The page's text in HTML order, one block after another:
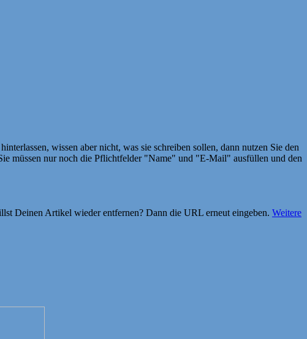
wissen aber nicht, was sie schreiben sollen, dann nutzen Sie den
müssen nur noch die Pflichtfelder "Name" und "E-Mail" ausfüllen und den
Deinen Artikel wieder entfernen? Dann die URL erneut eingeben. Weitere